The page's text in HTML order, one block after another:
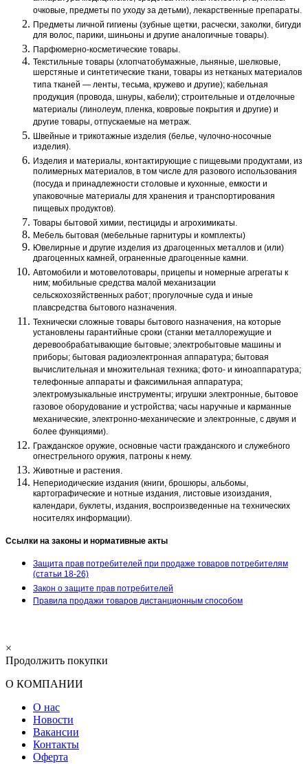
очковые, предметы по уходу за детьми), лекарственные препараты.
Предметы личной гигиены (зубные щетки, расчески, заколки, бигуди
для волос, парики, шиньоны и другие аналогичные товары).
Парфюмерно-косметические товары.
Текстильные товары (хлопчатобумажные, льняные, шелковые,
шерстяные и синтетические ткани, товары из нетканых материалов
типа тканей — ленты, тесьма, кружево и другие); кабельная
продукция (провода, шнуры, кабели); строительные и отделочные
материалы (линолеум, пленка, ковровые покрытия и другие) и
другие товары, отпускаемые на метраж.
Швейные и трикотажные изделия (белье, чулочно-носочные
изделия).
Изделия и материалы, контактирующие с пищевыми продуктами, из
полимерных материалов, в том числе для разового использования
(посуда и принадлежности столовые и кухонные, емкости и
упаковочные материалы для хранения и транспортирования
пищевых продуктов).
Товары бытовой химии, пестициды и агрохимикаты.
Мебель бытовая (мебельные гарнитуры и комплекты)
Ювелирные и другие изделия из драгоценных металлов и (или)
драгоценных камней, ограненные драгоценные камни.
Автомобили и мотовелотовары, прицепы и номерные агрегаты к
ним; мобильные средства малой механизации
сельскохозяйственных работ; прогулочные суда и иные
плавсредства бытового назначения.
Технически сложные товары бытового назначения, на которые
установлены гарантийные сроки (станки металлорежущие и
деревообрабатывающие бытовые; электробытовые машины и
приборы; бытовая радиоэлектронная аппаратура; бытовая
вычислительная и множительная техника; фото- и киноаппаратура;
телефонные аппараты и факсимильная аппаратура;
электромузыкальные инструменты; игрушки электронные, бытовое
газовое оборудование и устройства; часы наручные и карманные
механические, электронно-механические и электронные, с двумя и
более функциями).
Гражданское оружие, основные части гражданского и служебного
огнестрельного оружия, патроны к нему.
Животные и растения.
Непериодические издания (книги, брошюры, альбомы,
картографические и нотные издания, листовые изоиздания,
календари, буклеты, издания, воспроизведенные на технических
носителях информации).
Ссылки на законы и нормативные акты
Защита прав потребителей при продаже товаров потребителям
(статьи 18-26)
Закон о защите прав потребителей
Правила продажи товаров дистанционным способом
×
Продолжить покупки
О КОМПАНИИ
О нас
Новости
Вакансии
Контакты
Оферта